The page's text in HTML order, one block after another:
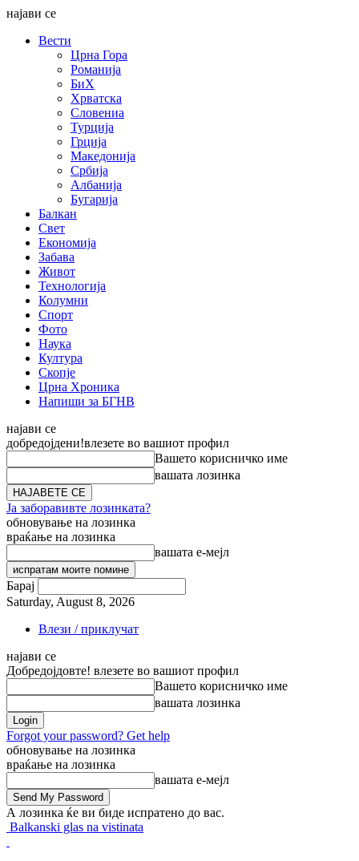
најави се
Вести
Црна Гора
Романија
БиХ
Хрватска
Словениа
Турција
Грција
Македонија
Србија
Албанија
Бугарија
Балкан
Свет
Економија
Забава
Живот
Технологија
Колумни
Спорт
Фото
Наука
Култура
Скопје
Црна Хроника
Напиши за БГНВ
најави се
добредојдени!влезете во вашиот профил
Вашето корисничко име
вашата лозинка
Ја заборавивте лозинката?
обновување на лозинка
враќање на лозинка
вашата е-мејл
Барај
Saturday, August 8, 2026
Влези / приклучат
најави се
Добредојдовте! влезете во вашиот профил
Вашето корисничко име
вашата лозинка
Forgot your password? Get help
обновување на лозинка
враќање на лозинка
вашата е-мејл
А лозинка ќе ви биде испратено до вас.
Balkanski glas na vistinata